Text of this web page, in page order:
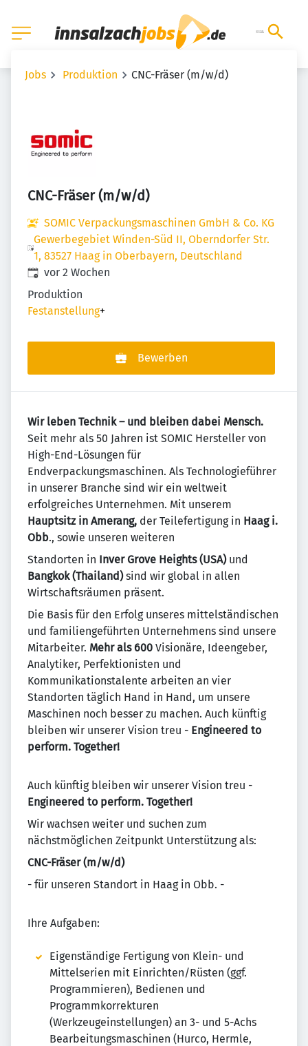
Jobs Produktion CNC-Fräser (m/w/d)
CNC-Fräser (m/w/d)
SOMIC Verpackungsmaschinen GmbH & Co. KG
Gewerbegebiet Winden-Süd II, Oberndorfer Str.
1, 83527 Haag in Oberbayern, Deutschland
Veröffentlicht:
vor 2 Wochen
Produktion
Festanstellung+
Bewerben
Wir leben Technik – und bleiben dabei Mensch.
Seit mehr als 50 Jahren ist SOMIC Hersteller von
High-End-Lösungen für
Endverpackungsmaschinen. Als Technologieführer
in unserer Branche sind wir ein weltweit
erfolgreiches Unternehmen. Mit unserem
Hauptsitz in Amerang, der Teilefertigung in Haag i.
Obb., sowie unseren weiteren
Standorten in Inver Grove Heights (USA) und
Bangkok (Thailand)sind wir global in allen
Wirtschaftsräumen präsent.
Die Basis für den Erfolg unseres mittelständischen
und familiengeführten Unternehmens sind unsere
Mitarbeiter. Mehr als 600 Visionäre, Ideengeber,
Analytiker, Perfektionisten und
Kommunikationstalente arbeiten an vier
Standorten täglich Hand in Hand, um unsere
Maschinen noch besser zu machen. Auch künftig
bleiben wir unserer Vision treu - Engineered to
perform. Together!
Auch künftig bleiben wir unserer Vision treu -
Engineered to perform. Together!
Wir wachsen weiter und suchen zum
nächstmöglichen Zeitpunkt Unterstützung als:
CNC-Fräser (m/w/d)
- für unseren Standort in Haag in Obb. -
Ihre Aufgaben:
Eigenständige Fertigung von Klein- und
Mittelserien mit Einrichten/Rüsten (ggf.
Programmieren), Bedienen und
Programmkorrekturen
(Werkzeugeinstellungen) an 3- und 5-Achs
Bearbeitungsmaschinen (Hurco, Hermle,